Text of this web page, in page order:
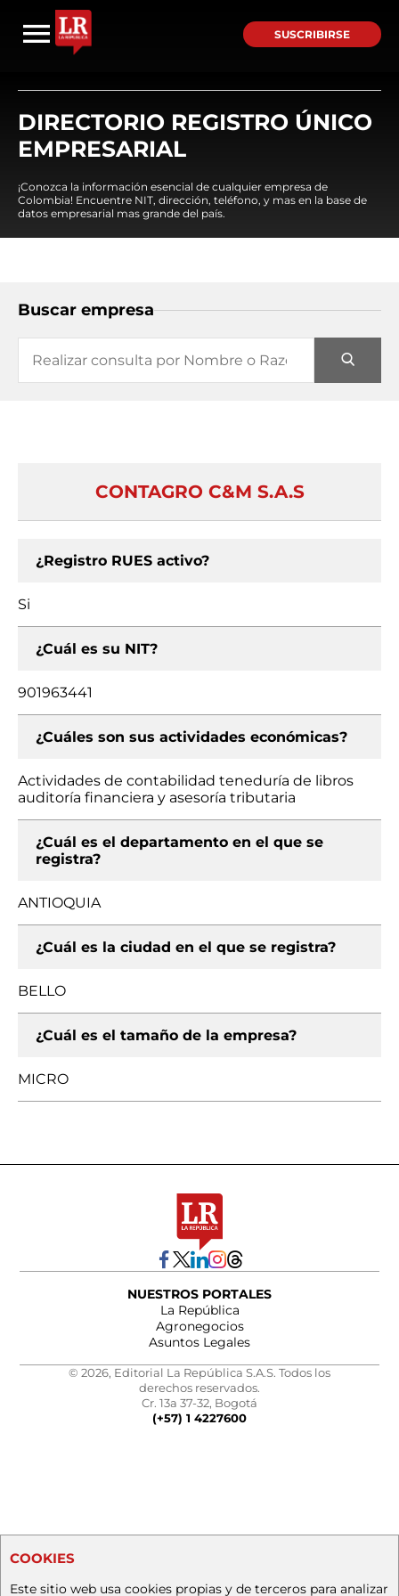
SUSCRIBIRSE
DIRECTORIO REGISTRO ÚNICO
EMPRESARIAL
¡Conozca la información esencial de cualquier empresa de
Colombia! Encuentre NIT, dirección, teléfono, y mas en la base de
datos empresarial mas grande del país.
Buscar empresa
CONTAGRO C&M S.A.S
¿Registro RUES activo?
Si
¿Cuál es su NIT?
901963441
¿Cuáles son sus actividades económicas?
Actividades de contabilidad teneduría de libros
auditoría financiera y asesoría tributaria
¿Cuál es el departamento en el que se
registra?
ANTIOQUIA
¿Cuál es la ciudad en el que se registra?
BELLO
¿Cuál es el tamaño de la empresa?
MICRO
NUESTROS PORTALES
La República
Agronegocios
Asuntos Legales
© 2026, Editorial La República S.A.S. Todos los
derechos reservados.
Cr. 13a 37-32, Bogotá
(+57) 1 4227600
COOKIES
Este sitio web usa cookies propias y de terceros para analizar